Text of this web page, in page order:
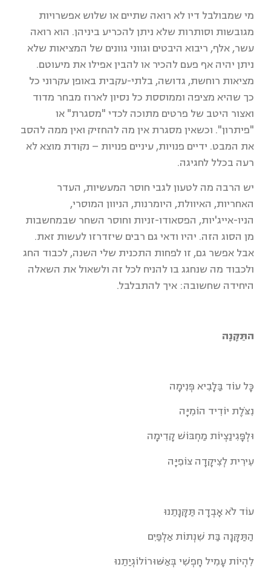
מי שמבולבל דיו לא רואה שתיים או שלוש אפשרויות
מגובשות וסותרות שלא ניתן להכריע ביניהן. הוא רואה
עשר, אלף, ריבוא היבטים וגווני גוונים של המציאות שלא
ניתן יהיה אף פעם להכיר או להבין אפילו את מיעוטם.
מציאות רוחשת, גדושה, בלתי-עקבית באופן עקרוני כל
כך שהיא מציפה וממוססת כל נסיון לארוז מבחר מדוד
ואצור היטב של פרטים מתוכה לכדי "מסגרת" או
"פיתרון". וכשאין מסגרת אין מה להחזיק ואין ממה להסב
את המבט. ידיים פנויות, עיניים פנויות – נקודת מוצא לא
רעה בכלל לחגיגה.
יש הרבה מה לטעון לגבי חוסר המעשיות, העדר
האחריות, האיוולת, היומרנות, הניוון המוסרי,
הניו-אייג'יות, הפסאודו-זניות וחוסר השחר שבמחשבות
מן הסוג הזה. יהיו ודאי גם רבים שיזדרזו לעשות זאת.
אבל אפשר גם, זו לפחות התכנית שלי השנה, לכבוד החג
ולכבוד מה שנחגג בו להניח לכל זה ולשאול את השאלה
היחידה שחשובה: איך להתבלבל.
התַּקָּנָה
כָּל עוֹד בַּלָבִיא פְּנִימָה
נִצֹּלֶת יוֹדִיד הוֹמִיָּה
וּלְפָּגִינַצְיוֹת מַחְבּוֹשׁ קָדִימָה
עִירִית לְצִיקָדָה צוֹפִיָּה
עוֹד לֹא אָבְדָה תַּקָּנָתֵנוּ
הַתַּקָּנָה בַּת שִׁנְתוֹת אַלְפַּיִם
לִהְיוֹת עָמִיל חָפְשִׁי בְּאַשּׁוּרוֹלוֹגְיַתֵנוּ